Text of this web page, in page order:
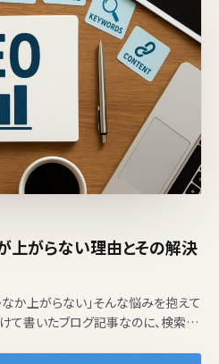
上がらない理由とその解決
か上がらない」そんな悩みを抱えて